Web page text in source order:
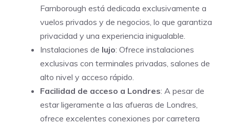
Farnborough está dedicada exclusivamente a
vuelos privados y de negocios, lo que garantiza
privacidad y una experiencia inigualable.
Instalaciones de lujo: Ofrece instalaciones
exclusivas con terminales privadas, salones de
alto nivel y acceso rápido.
Facilidad de acceso a Londres: A pesar de
estar ligeramente a las afueras de Londres,
ofrece excelentes conexiones por carretera